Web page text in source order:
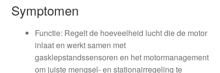
Symptomen
Functie: Regelt de hoeveelheid lucht die de motor
inlaat en werkt samen met
gasklepstandssensoren en het motormanagement
om juiste mengsel- en stationairregeling te